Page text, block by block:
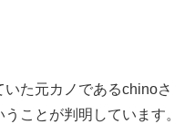
た元カノであるchinoさ
ことが判明しています。